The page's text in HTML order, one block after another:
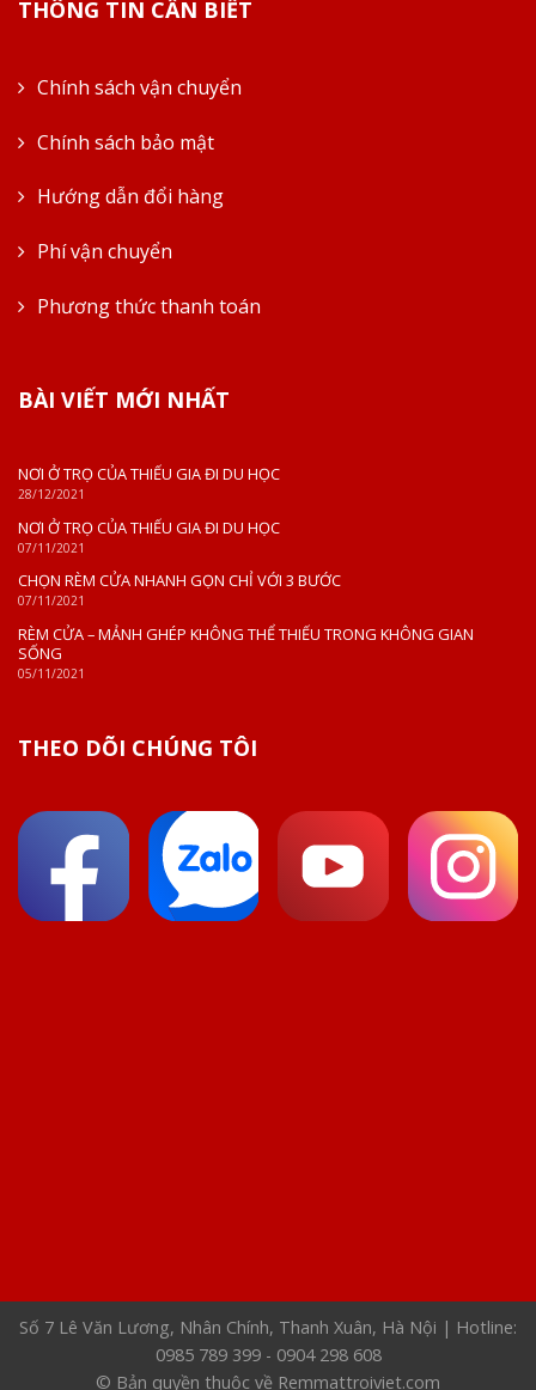
THÔNG TIN CẦN BIẾT
Chính sách vận chuyển
Chính sách bảo mật
Hướng dẫn đổi hàng
Phí vận chuyển
Phương thức thanh toán
BÀI VIẾT MỚI NHẤT
NƠI Ở TRỌ CỦA THIẾU GIA ĐI DU HỌC
28/12/2021
NƠI Ở TRỌ CỦA THIẾU GIA ĐI DU HỌC
07/11/2021
CHỌN RÈM CỬA NHANH GỌN CHỈ VỚI 3 BƯỚC
07/11/2021
RÈM CỬA – MẢNH GHÉP KHÔNG THỂ THIẾU TRONG KHÔNG GIAN
SỐNG
05/11/2021
THEO DÕI CHÚNG TÔI
Số 7 Lê Văn Lương, Nhân Chính, Thanh Xuân, Hà Nội | Hotline:
0985 789 399 - 0904 298 608
© Bản quyền thuộc về Remmattroiviet.com